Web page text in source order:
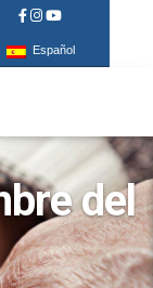
Español
del